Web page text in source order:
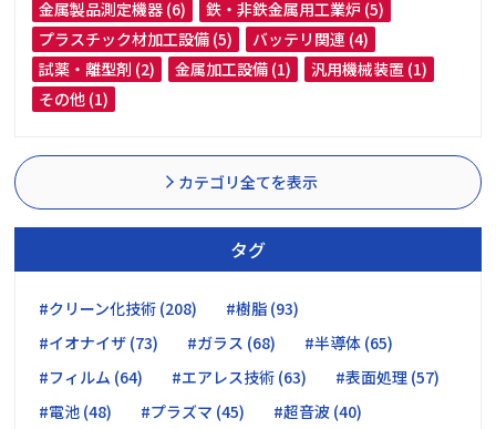
金属製品測定機器 (6)
鉄・非鉄金属用工業炉 (5)
プラスチック材加工設備 (5)
バッテリ関連 (4)
試薬・離型剤 (2)
金属加工設備 (1)
汎用機械装置 (1)
その他 (1)
カテゴリ全てを表示
タグ
#クリーン化技術 (208)
#樹脂 (93)
#イオナイザ (73)
#ガラス (68)
#半導体 (65)
#フィルム (64)
#エアレス技術 (63)
#表面処理 (57)
#電池 (48)
#プラズマ (45)
#超音波 (40)